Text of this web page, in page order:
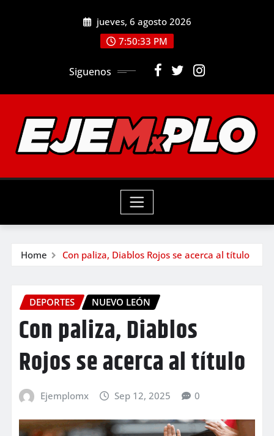
jueves, 6 agosto 2026
7:50:35 PM
Siguenos
Home Con paliza, Diablos Rojos se acerca al título
DEPORTES NUEVO LEÓN
Con paliza, Diablos
Rojos se acerca al título
Ejemplomx Sep 12, 2025 0